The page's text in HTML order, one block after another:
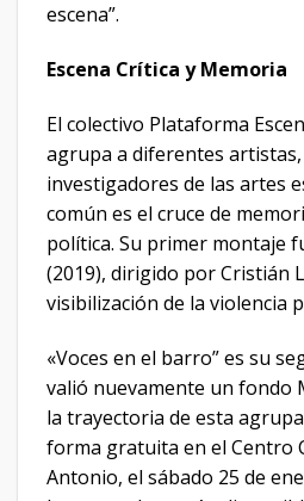
escena”.
Escena Crítica y Memoria
El colectivo Plataforma
agrupa a diferentes
investigadores de las artes
común es el cruce de
política. Su primer montaje
(2019), dirigido por Cristián
visibilización de la violencia
«Voces en el barro” es su
valió nuevamente un fondo
la trayectoria de esta
forma gratuita en el Centro
Antonio, el sábado 25 de